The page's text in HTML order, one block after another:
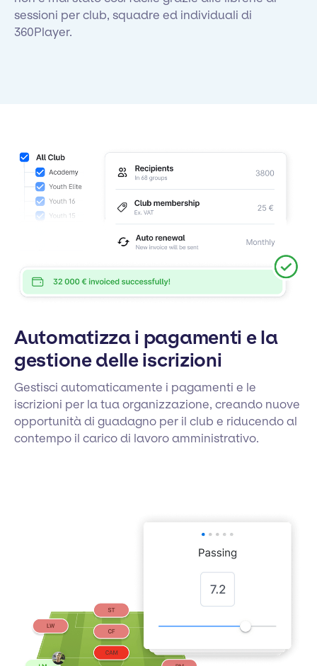
sessioni per club, squadre ed individuali di
360Player.
Automatizza i pagamenti e la
gestione delle iscrizioni
Gestisci automaticamente i pagamenti e le
iscrizioni per la tua organizzazione, creando nuove
opportunità di guadagno per il club e riducendo al
contempo il carico di lavoro amministrativo.